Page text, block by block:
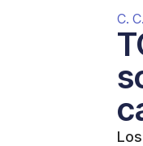
C.